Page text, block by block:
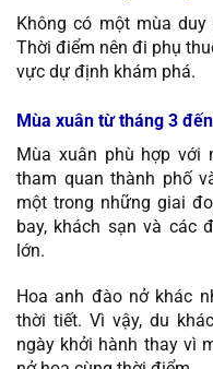
Không có một mùa
Thời điểm nên đi phụ
vực dự định khám phá.
Mùa xuân từ tháng 3
Mùa xuân phù hợp với
tham quan thành phố
một trong những giai
bay, khách sạn và các
lớn.
Hoa anh đào nở khác
thời tiết. Vì vậy, du
ngày khởi hành thay vì